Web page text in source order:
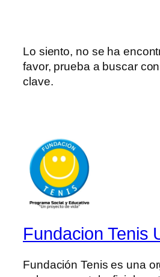
Lo siento, no se ha
favor, prueba a buscar
clave.
Fundacion Tenis
Fundación Tenis es una